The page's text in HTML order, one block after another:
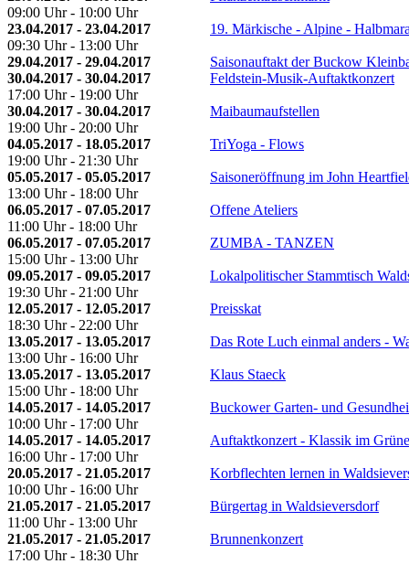
09:00 Uhr - 10:00 Uhr
23.04.2017 - 23.04.2017
09:30 Uhr - 13:00 Uhr
19. Märkische - Alpine -
29.04.2017 - 29.04.2017
Saisonauftakt der Buckow
30.04.2017 - 30.04.2017
17:00 Uhr - 19:00 Uhr
Feldstein-Musik-Auftaktkonzert
30.04.2017 - 30.04.2017
19:00 Uhr - 20:00 Uhr
Maibaumaufstellen
04.05.2017 - 18.05.2017
19:00 Uhr - 21:30 Uhr
TriYoga - Flows
05.05.2017 - 05.05.2017
13:00 Uhr - 18:00 Uhr
Saisoneröffnung im John
06.05.2017 - 07.05.2017
11:00 Uhr - 18:00 Uhr
Offene Ateliers
06.05.2017 - 07.05.2017
15:00 Uhr - 13:00 Uhr
ZUMBA - TANZEN
09.05.2017 - 09.05.2017
19:30 Uhr - 21:00 Uhr
Lokalpolitischer Stammtisch
12.05.2017 - 12.05.2017
18:30 Uhr - 22:00 Uhr
Preisskat
13.05.2017 - 13.05.2017
13:00 Uhr - 16:00 Uhr
Das Rote Luch einmal anders -
13.05.2017 - 13.05.2017
15:00 Uhr - 18:00 Uhr
Klaus Staeck
14.05.2017 - 14.05.2017
10:00 Uhr - 17:00 Uhr
Buckower Garten- und
14.05.2017 - 14.05.2017
16:00 Uhr - 17:00 Uhr
Auftaktkonzert - Klassik im
20.05.2017 - 21.05.2017
10:00 Uhr - 16:00 Uhr
Korbflechten lernen in
21.05.2017 - 21.05.2017
11:00 Uhr - 13:00 Uhr
Bürgertag in Waldsieversdorf
21.05.2017 - 21.05.2017
17:00 Uhr - 18:30 Uhr
Brunnenkonzert